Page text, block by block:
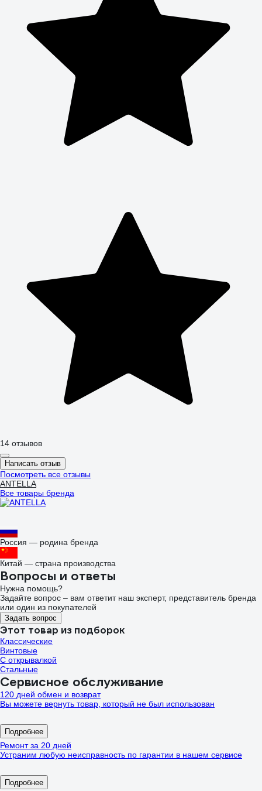
14 отзывов
Написать отзыв
Посмотреть все отзывы
ANTELLA
Все товары бренда
Россия — родина бренда
Китай — страна производства
Вопросы и ответы
Нужна помощь?
Задайте вопрос – вам ответит наш эксперт, представитель бренда
или один из покупателей
Задать вопрос
Этот товар из подборок
Классические
Винтовые
С открывалкой
Стальные
Сервисное обслуживание
120 дней обмен и возврат
Вы можете вернуть товар, который не был использован
Подробнее
Ремонт за 20 дней
Устраним любую неисправность по гарантии в нашем сервисе
Подробнее